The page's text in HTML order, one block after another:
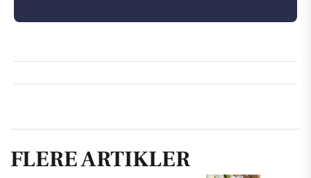
FLERE ARTIKLER